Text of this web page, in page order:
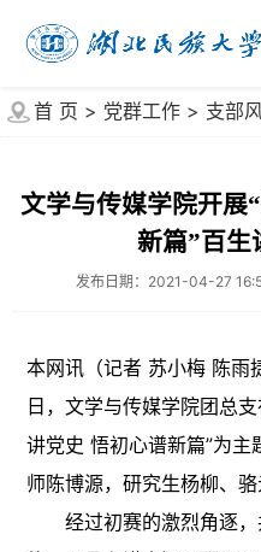
首 页 > 党群工作 > 支部
文学与传媒学院开展
新篇”百生
发布日期：2021-04-27
本网讯（记者 苏小梅 陈
日，文学与传媒学院团总
讲党史 悟初心谱新篇”为主
师陈博源，研究生杨柳、
经过初赛的激烈角逐，